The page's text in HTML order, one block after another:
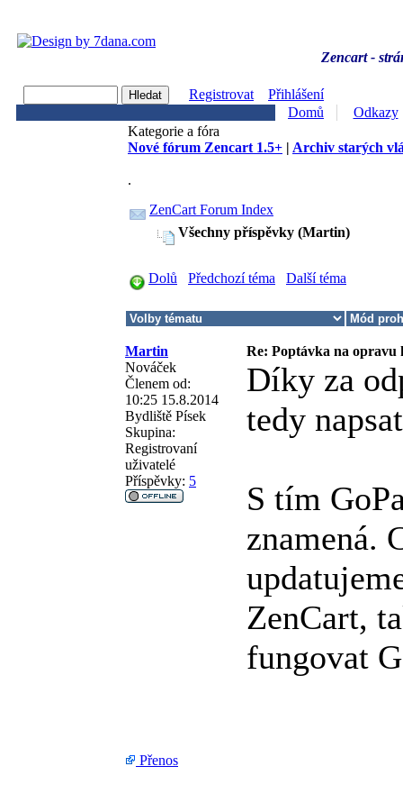
Zencart -
Registrovat
Přihlášení
Domů
Odkazy
Kategorie a fóra
Nové fórum Zencart 1.5+ | Archiv starých
.
ZenCart Forum Index
Všechny příspěvky (Martin)
Dolů Předchozí téma Další téma
Martin
Re: Poptávka na opravu
Nováček
Členem od:
10:25 15.8.2014
Bydliště Písek
Skupina:
Registrovaní
uživatelé
Příspěvky: 5
Díky za
tedy
S tím
znamená.
ZenCart,
fungovat
Přenos